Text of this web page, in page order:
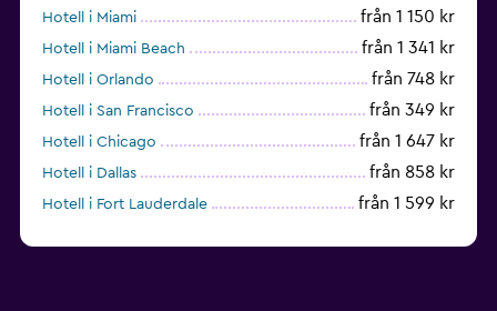
Hotell i Miami från 1 150 kr
Hotell i Miami Beach från 1 341 kr
Hotell i Orlando från 748 kr
Hotell i San Francisco från 349 kr
Hotell i Chicago från 1 647 kr
Hotell i Dallas från 858 kr
Hotell i Fort Lauderdale från 1 599 kr